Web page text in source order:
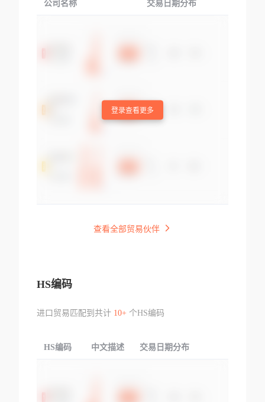
公司名称 交易日期分布
登录查看更多
查看全部贸易伙伴
HS编码
进口贸易匹配到共计 10+个HS编码
HS编码 中文描述 交易日期分布